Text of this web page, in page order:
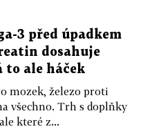
3 před úpadkem
dosahuje
to ale háček
mozek, železo proti
všechno. Trh s doplňky
které z...